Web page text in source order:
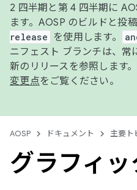
2 四半期と第 4 四半期に
ます。AOSP のビルドと投稿
release
を使用します。
ニフェスト ブランチは、常
新のリリースを参照します
変更点をご覧ください。
AOSP ドキュメント 主要ト
グラフィッ